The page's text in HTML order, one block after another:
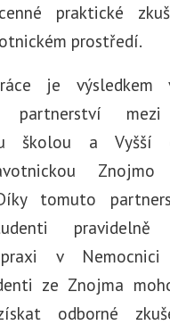
praktické
prostředí.
je výsledkem
partnerství
školou a Vyšší
tomuto
pravidelně
v Nemocnici
ze Znojma
odborné